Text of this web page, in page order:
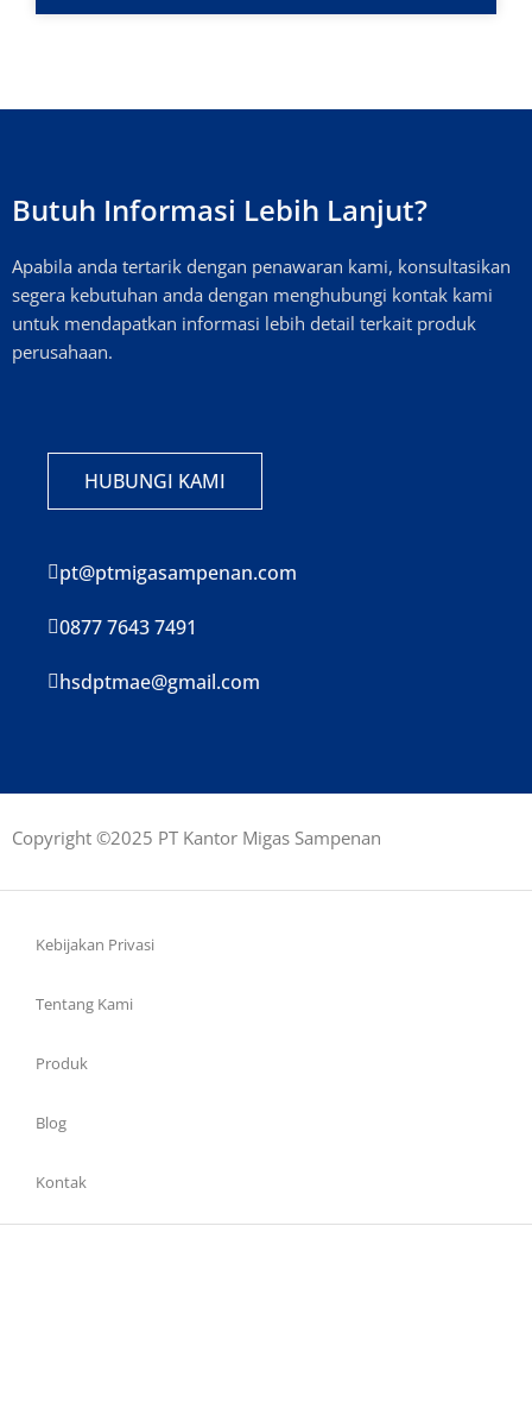
Butuh Informasi Lebih Lanjut?
Apabila anda tertarik dengan penawaran kami, konsultasikan
segera kebutuhan anda dengan menghubungi kontak kami
untuk mendapatkan informasi lebih detail terkait produk
perusahaan.
HUBUNGI KAMI
pt@ptmigasampenan.com
0877 7643 7491
hsdptmae@gmail.com
Copyright ©2025 PT Kantor Migas Sampenan
Kebijakan Privasi
Tentang Kami
Produk
Blog
Kontak